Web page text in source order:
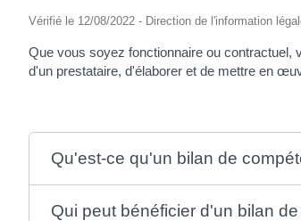
Vérifié le 12/08/2022 - Direction de l'information
Que vous soyez fonctionnaire ou contractuel,
d'un prestataire, d'élaborer et de mettre en
Qu'est-ce qu'un bilan de
Qui peut bénéficier d'un bilan